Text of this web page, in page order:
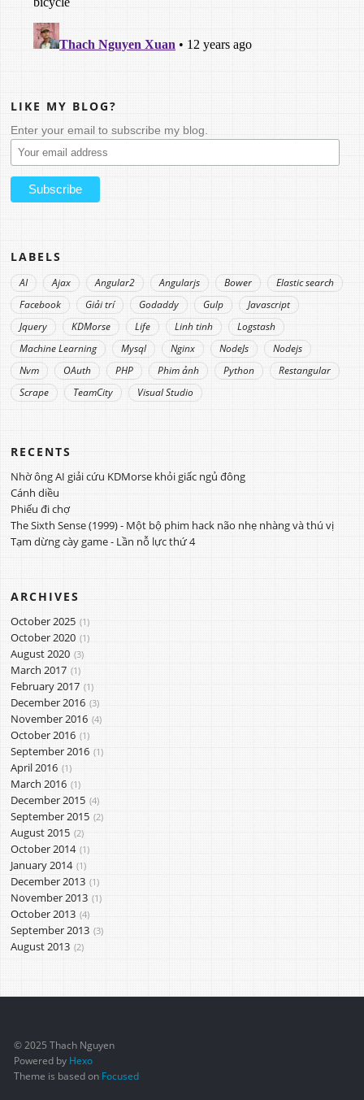
LIKE MY BLOG?
Enter your email to subscribe my blog.
LABELS
AI Ajax Angular2 Angularjs Bower
Elastic search
Facebook
Giải trí Godaddy Gulp
Javascript
Jquery
KDMorse Life Linh tinh
Logstash
Machine Learning
Mysql Nginx NodeJs
Nodejs
Nvm
OAuth PHP Phim ảnh Python
Restangular
Scrape
TeamCity Visual Studio
RECENTS
Nhờ ông AI giải cứu KDMorse khỏi giấc ngủ đông
Cánh diều
Phiếu đi chợ
The Sixth Sense (1999) - Một bộ phim hack não nhẹ nhàng và thú vị
Tạm dừng cày game - Lần nỗ lực thứ 4
ARCHIVES
October 2025 1
October 2020 1
August 2020 3
March 2017 1
February 2017 1
December 2016 3
November 2016 4
October 2016 1
September 2016 1
April 2016 1
March 2016 1
December 2015 4
September 2015 2
August 2015 2
October 2014 1
January 2014 1
December 2013 1
November 2013 1
October 2013 4
September 2013 3
August 2013 2
© 2025 Thach Nguyen
Powered by Hexo
Theme is based on Focused